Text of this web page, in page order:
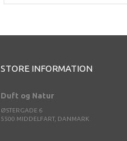
STORE INFORMATION
Duft og Natur
ØSTERGADE 6
5500 MIDDELFART, DANMARK